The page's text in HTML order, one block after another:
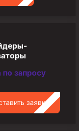
манифольдов
по запросу
заявку